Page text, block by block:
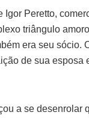
Igor Peretto,
triângulo
era seu sócio.
de sua esposa
a se desenrolar